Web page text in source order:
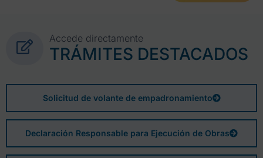
Accede directamente
TRÁMITES DESTACADOS
Solicitud de volante de empadronamiento
Declaración Responsable para Ejecución de Obras